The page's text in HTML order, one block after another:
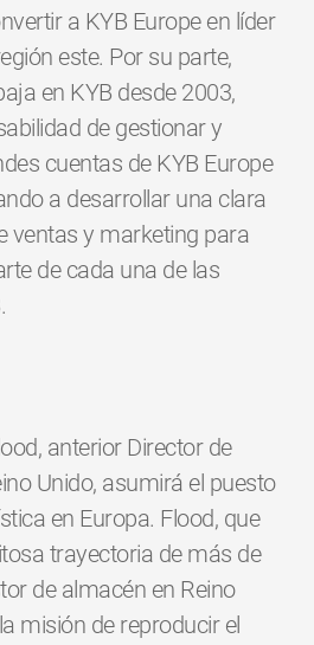
a KYB Europe en líder
este. Por su parte,
en KYB desde 2003,
de gestionar y
cuentas de KYB Europe
a desarrollar una clara
ventas y marketing para
de cada una de las
anterior Director de
Unido, asumirá el puesto
en Europa. Flood, que
trayectoria de más de
de almacén en Reino
misión de reproducir el